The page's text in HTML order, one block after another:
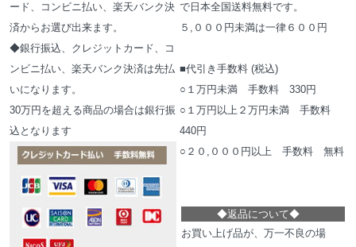
ード、コンビニ払い、楽天バンク決
済からお選び出来ます。
◆銀行振込、クレジットカード、コ
ンビニ払い、楽天バンク決済は先払
いになります。
30万円を超える商品の場合は銀行振
込となります
で日本全国送料無料です。
５,０００円未満は一律６００円
■代引き手数料 (税込)
○１万円未満 手数料 330円
○１万円以上２万円未満 手数料
440円
○２０,０００円以上 手数料 無料
◆返品について◆
お買い上げ品が、万一不良の場